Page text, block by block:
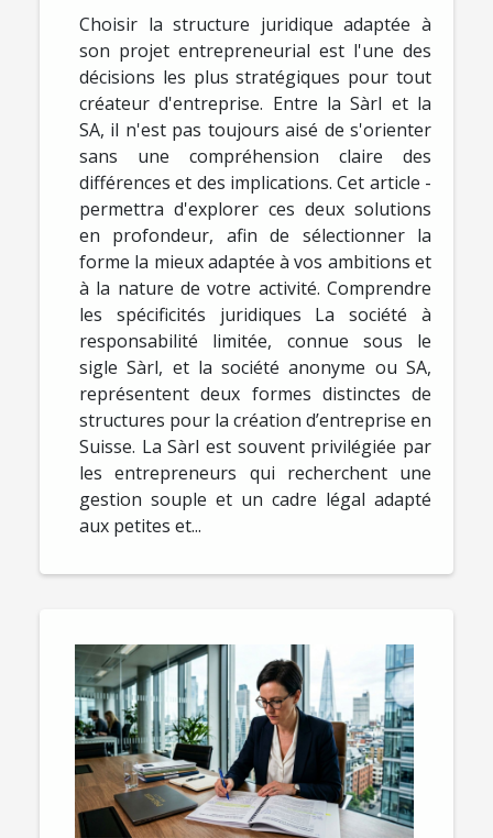
Choisir la structure juridique adaptée à
son projet entrepreneurial est l'une des
décisions les plus stratégiques pour tout
créateur d'entreprise. Entre la Sàrl et la
SA, il n'est pas toujours aisé de s'orienter
sans une compréhension claire des
différences et des implications. Cet article ­
permettra d'explorer ces deux solutions
en profondeur, afin de sélectionner la
forme la mieux adaptée à vos ambitions et
à la nature de votre activité. Comprendre
les spécificités juridiques La société à
responsabilité limitée, connue sous le
sigle Sàrl, et la société anonyme ou SA,
représentent deux formes distinctes de
structures pour la création d’entreprise en
Suisse. La Sàrl est souvent privilégiée par
les entrepreneurs qui recherchent une
gestion souple et un cadre légal adapté
aux petites et...